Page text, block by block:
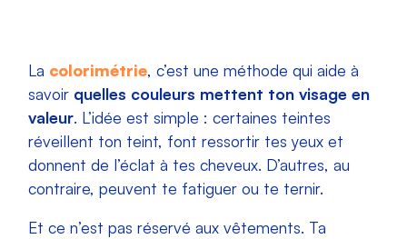
La colorimétrie, c’est une méthode qui aide à
savoir quelles couleurs mettent ton visage en
valeur. L’idée est simple : certaines teintes
réveillent ton teint, font ressortir tes yeux et
donnent de l’éclat à tes cheveux. D’autres, au
contraire, peuvent te fatiguer ou te ternir.
Et ce n’est pas réservé aux vêtements. Ta